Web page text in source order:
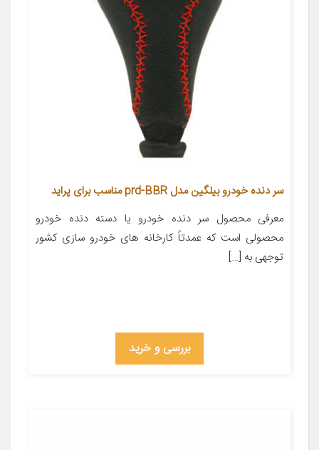
سر دنده خودرو بیلگین مدل prd-BBR مناسب برای پراید
معرفی محصول سر دنده خودرو یا دسته دنده خودرو
محصولی است که عمدتاً کارخانه های خودرو سازی کشور
توجهی به […]
بررسی و خرید